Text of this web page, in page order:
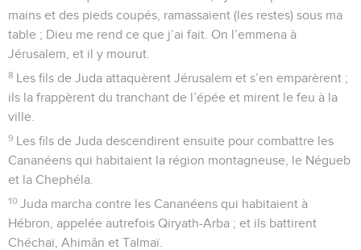
mains et des pieds coupés, ramassaient (les restes) sous ma
table ; Dieu me rend ce que j’ai fait. On l’emmena à
Jérusalem, et il y mourut.
8 Les fils de Juda attaquèrent Jérusalem et s’en emparèrent ;
ils la frappèrent du tranchant de l’épée et mirent le feu à la
ville.
9 Les fils de Juda descendirent ensuite pour combattre les
Cananéens qui habitaient la région montagneuse, le Négueb
et la Chephéla.
10 Juda marcha contre les Cananéens qui habitaient à
Hébron, appelée autrefois Qiryath-Arba ; et ils battirent
Chéchaï, Ahimân et Talmaï.